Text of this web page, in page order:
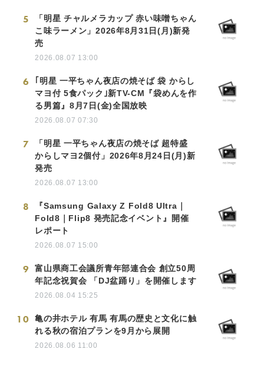
5
「明星 チャルメラカップ 赤い味噌ちゃん
こ味ラーメン」2026年8月31日(月)新発
売
2026.08.07 13:00
6
｢明星 一平ちゃん夜店の焼そば 袋 からし
マヨ付 5食パック｣新TV-CM『袋めんを作
る男篇』8月7日(金)全国放映
2026.08.07 07:30
7
「明星 一平ちゃん夜店の焼そば 超特盛
からしマヨ2個付」2026年8月24日(月)新
発売
2026.08.07 13:00
8
『Samsung Galaxy Z Fold8 Ultra｜
Fold8｜Flip8 発売記念イベント』開催
レポート
2026.08.07 15:00
9
富山県商工会議所青年部連合会 創立50周
年記念祝賀会 「DJ盆踊り」を開催します
2026.08.04 15:25
10
亀の井ホテル 有馬 有馬の歴史と文化に触
れる秋の宿泊プランを9月から展開
2026.08.06 11:00